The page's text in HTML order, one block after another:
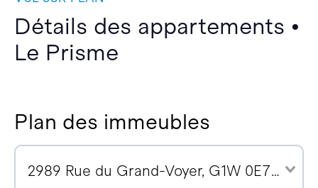
Détails des appartements •
Le Prisme
Plan des immeubles
2989 Rue du Grand-Voyer, G1W 0E7 (7)